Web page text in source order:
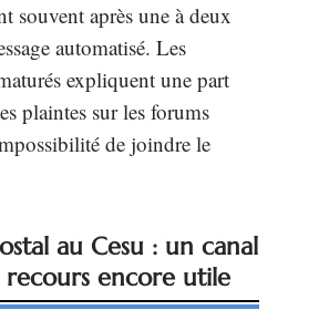
souvent après une à deux
automatisé. Les
expliquent une part
plaintes sur les forums
de joindre le
au Cesu : un canal
encore utile